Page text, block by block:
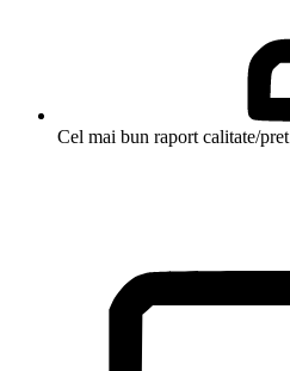
Cel mai bun raport calitate/pret